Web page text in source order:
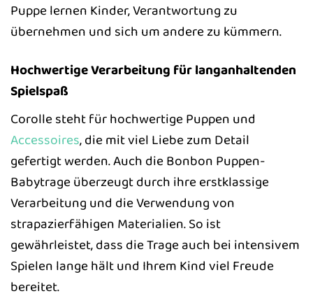
Puppe lernen Kinder, Verantwortung zu
übernehmen und sich um andere zu kümmern.
Hochwertige Verarbeitung für langanhaltenden
Spielspaß
Corolle steht für hochwertige Puppen und
Accessoires, die mit viel Liebe zum Detail
gefertigt werden. Auch die Bonbon Puppen-
Babytrage überzeugt durch ihre erstklassige
Verarbeitung und die Verwendung von
strapazierfähigen Materialien. So ist
gewährleistet, dass die Trage auch bei intensivem
Spielen lange hält und Ihrem Kind viel Freude
bereitet.